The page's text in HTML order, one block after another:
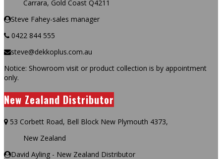
Carrara, Gold Coast Q4211
Steve Fahey-sales manager
0422 844 555
steve@dekkoplus.com.au
Notice: Showroom visit or product collection is by appointment
only.
New Zealand Distributor
53 Corbett Road, Bell Block New Plymouth 4373,
New Zealand
David Ayling - New Zealand Distributor